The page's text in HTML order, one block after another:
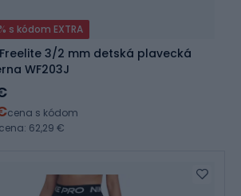
s kódom EXTRA
3/2 mm detská plavecká
WF203J
cena s kódom
62,29 €